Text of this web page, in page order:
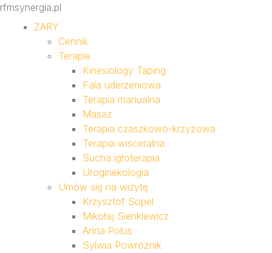
rfmsynergia.pl
ŻARY
Cennik
Terapie
Kinesiology Taping
Fala uderzeniowa
Terapia manualna
Masaż
Terapia czaszkowo-krzyżowa
Terapia wisceralna
Sucha igłoterapia
Uroginekologia
Umów się na wizytę
Krzysztof Sopel
Mikołaj Sienkiewicz
Anna Polus
Sylwia Powróżnik